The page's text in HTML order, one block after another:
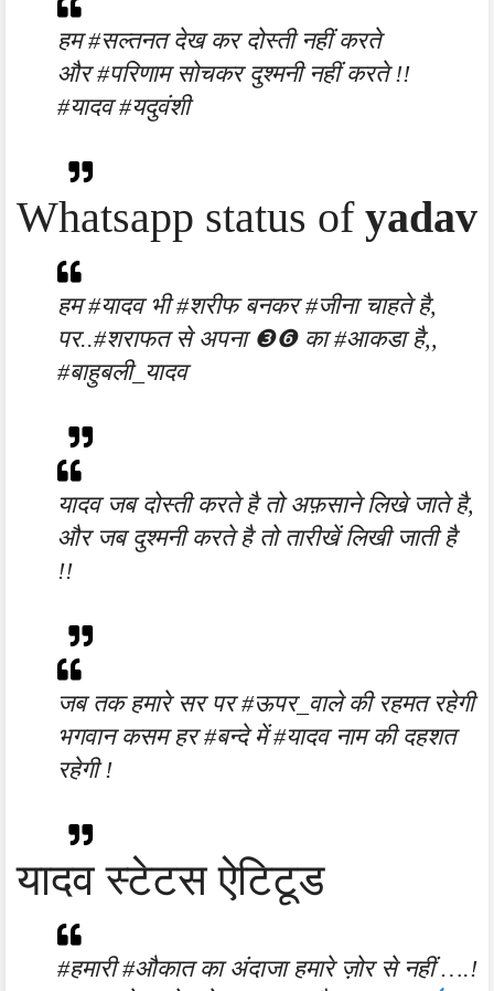
हम #सल्तनत देख कर दोस्ती नहीं करते
और #परिणाम सोचकर दुश्मनी नहीं करते !!
#यादव #यदुवंशी
Whatsapp status of yadav
हम #यादव भी #शरीफ बनकर #जीना चाहते है,
पर..#शराफत से अपना ❸❻ का #आकडा है,,
#बाहुबली_यादव
यादव जब दोस्ती करते है तो अफ़साने लिखे जाते है,
और जब दुश्मनी करते है तो तारीखें लिखी जाती है
!!
जब तक हमारे सर पर #ऊपर_वाले की रहमत रहेगी
भगवान कसम हर #बन्दे में #यादव नाम की दहशत
रहेगी !
यादव स्टेटस ऐटिटूड
#हमारी #औकात का अंदाजा हमारे ज़ोर से नहीं ….!